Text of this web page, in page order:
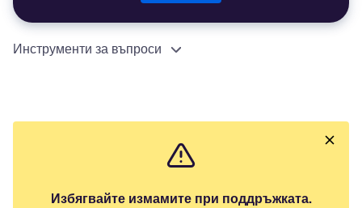
Инструменти за въпроси
Избягвайте измамите при поддръжката.